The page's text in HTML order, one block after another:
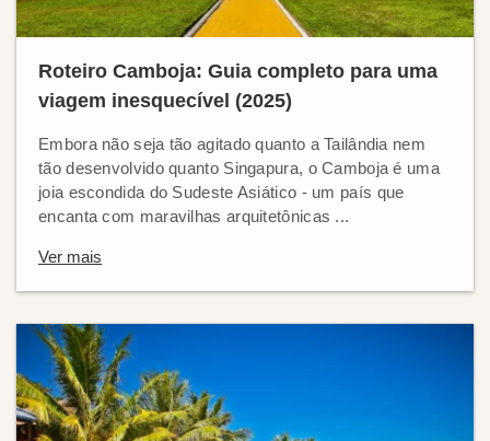
Roteiro Camboja: Guia completo para uma
viagem inesquecível (2025)
Embora não seja tão agitado quanto a Tailândia nem
tão desenvolvido quanto Singapura, o Camboja é uma
joia escondida do Sudeste Asiático - um país que
encanta com maravilhas arquitetônicas ...
Ver mais